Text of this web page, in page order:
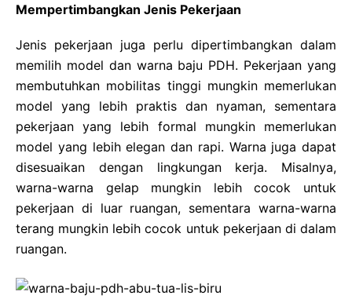
Mempertimbangkan Jenis Pekerjaan
Jenis pekerjaan juga perlu dipertimbangkan dalam
memilih model dan warna baju PDH. Pekerjaan yang
membutuhkan mobilitas tinggi mungkin memerlukan
model yang lebih praktis dan nyaman, sementara
pekerjaan yang lebih formal mungkin memerlukan
model yang lebih elegan dan rapi. Warna juga dapat
disesuaikan dengan lingkungan kerja. Misalnya,
warna-warna gelap mungkin lebih cocok untuk
pekerjaan di luar ruangan, sementara warna-warna
terang mungkin lebih cocok untuk pekerjaan di dalam
ruangan.